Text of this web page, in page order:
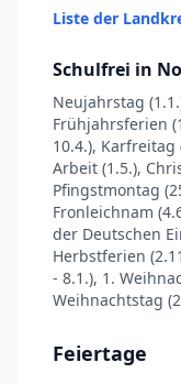
Liste der
Schulfrei in
Neujahrstag
Frühjahrsferien
10.4.), Karfreitag
Arbeit (1.5.),
Pfingstmontag
Fronleichnam
der Deutschen
Herbstferien
- 8.1.), 1.
Weihnachtstag
Feiertage